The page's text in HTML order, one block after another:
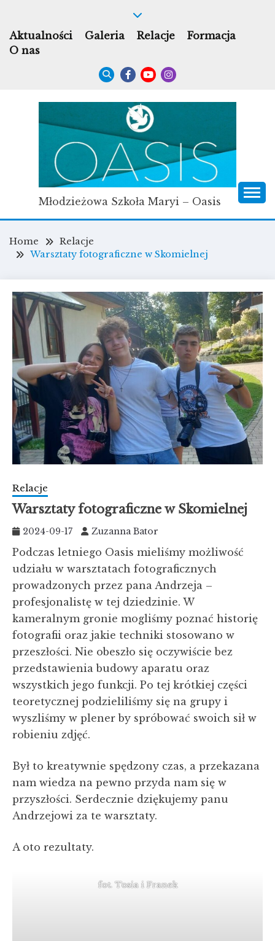
content
Aktualności Galeria Relacje
Formacja
O nas
Młodzieżowa Szkoła Maryi – Oasis
Home
Relacje
Warsztaty fotograficzne w Skomielnej
Relacje
Warsztaty fotograficzne w Skomielnej
2024-09-17 Zuzanna Bator
Podczas letniego Oasis mieliśmy możliwość
udziału w warsztatach fotograficznych
prowadzonych przez pana Andrzeja –
profesjonalistę w tej dziedzinie. W
kameralnym gronie mogliśmy poznać historię
fotografii oraz jakie techniki stosowano w
przeszłości. Nie obeszło się oczywiście bez
przedstawienia budowy aparatu oraz
wszystkich jego funkcji. Po tej krótkiej części
teoretycznej podzieliliśmy się na grupy i
wyszliśmy w plener by spróbować swoich sił w
robieniu zdjęć.
Był to kreatywnie spędzony czas, a przekazana
nam wiedza na pewno przyda nam się w
przyszłości. Serdecznie dziękujemy panu
Andrzejowi za te warsztaty.
A oto rezultaty.
fot. Tosia i Franek